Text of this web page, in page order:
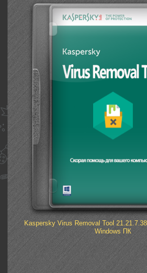
Kaspersky Virus Removal Tool
Windows ПК